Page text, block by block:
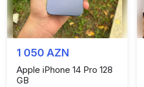
1 050 AZN
Apple iPhone 14 Pro 128
GB